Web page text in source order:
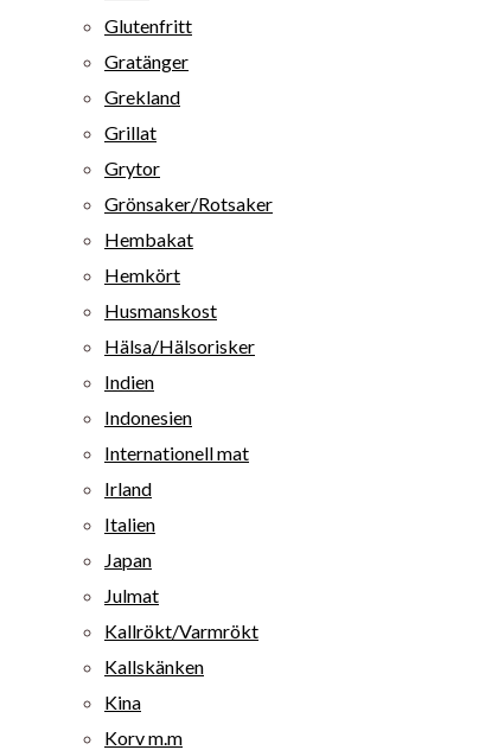
Glutenfritt
Gratänger
Grekland
Grillat
Grytor
Grönsaker/Rotsaker
Hembakat
Hemkört
Husmanskost
Hälsa/Hälsorisker
Indien
Indonesien
Internationell mat
Irland
Italien
Japan
Julmat
Kallrökt/Varmrökt
Kallskänken
Kina
Korv m.m